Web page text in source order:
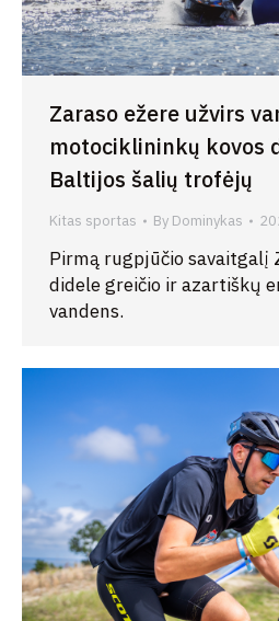
Zaraso ežere užvirs
motociklininkų kovos
Baltijos šalių trofėjų
Kitas sportas By Dominykas
Pirmą rugpjūčio savaitgalį
didele greičio ir azartiškų
vandens.